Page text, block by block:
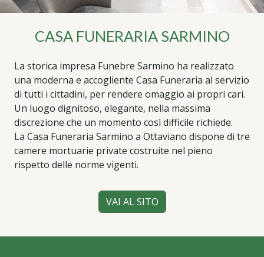
CASA FUNERARIA SARMINO
La storica impresa Funebre Sarmino ha realizzato
una moderna e accogliente Casa Funeraria al servizio
di tutti i cittadini, per rendere omaggio ai propri cari.
Un luogo dignitoso, elegante, nella massima
discrezione che un momento così difficile richiede.
La Casa Funeraria Sarmino a Ottaviano dispone di tre
camere mortuarie private costruite nel pieno
rispetto delle norme vigenti.
VAI AL SITO